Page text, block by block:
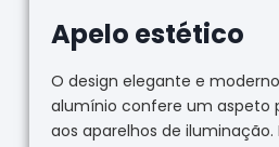
Apelo estético
O design elegante e
alumínio confere um aspeto
aos aparelhos de iluminação.